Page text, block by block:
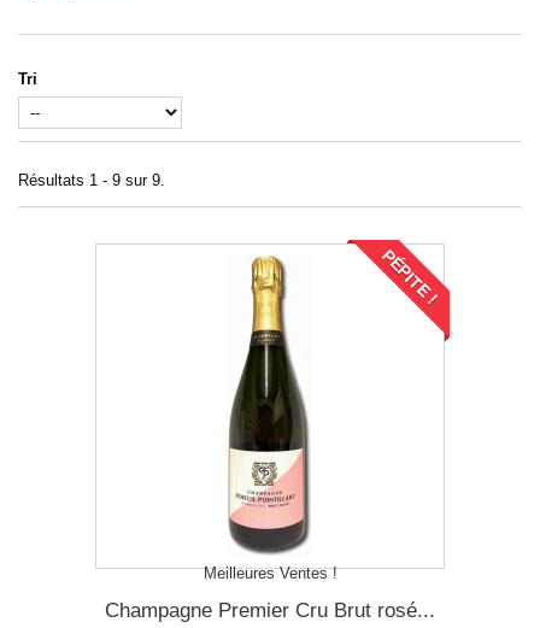
Tri
Résultats 1 - 9 sur 9.
PÉPITE !
Meilleures Ventes !
Champagne Premier Cru Brut rosé...